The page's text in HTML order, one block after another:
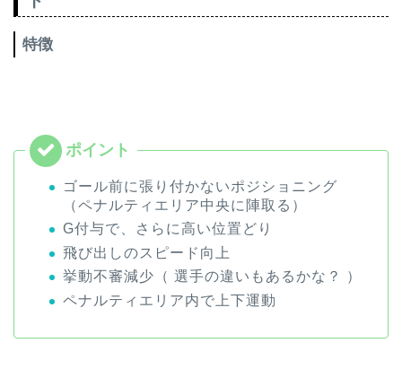
特徴
ゴール前に張り付かないポジショニング
（ペナルティエリア中央に陣取る）
G付与で、さらに高い位置どり
飛び出しのスピード向上
挙動不審減少（ 選手の違いもあるかな？ ）
ペナルティエリア内で上下運動